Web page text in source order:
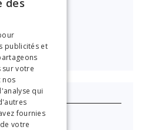
ITALIAN
des
publicités et
sur votre
nos
qui
fournies
votre